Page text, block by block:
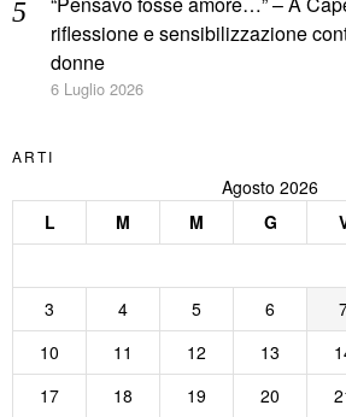
riflessione e sensibilizzazione
donne
6 Luglio 2026
ARTI
Agosto 2026
L
M M G
3
4 5 6
10
11 12 13
17
18 19 20